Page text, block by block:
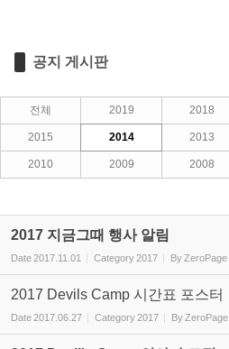
공지 게시판
전체 2019 2018
2015 2014 2013
2010 2009 2008
2017 지금그때 행사 알림
Date2017.11.01 Category2017 By ZeroPage
2017 Devils Camp 시간표 포스터
Date2017.06.27 Category2017 By ZeroPage